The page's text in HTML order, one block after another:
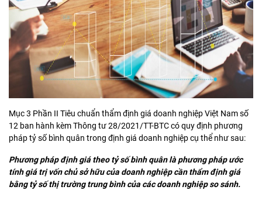
Mục 3 Phần II Tiêu chuẩn thẩm định giá doanh nghiệp Việt Nam số
12 ban hành kèm Thông tư 28/2021/TT-BTC có quy định phương
pháp tỷ số bình quân trong định giá doanh nghiệp cụ thể như sau:
Phương pháp định giá theo tỷ số bình quân là phương pháp ước
tính giá trị vốn chủ sở hữu của doanh nghiệp cần thẩm định giá
bằng tỷ số thị trường trung bình của các doanh nghiệp so sánh.